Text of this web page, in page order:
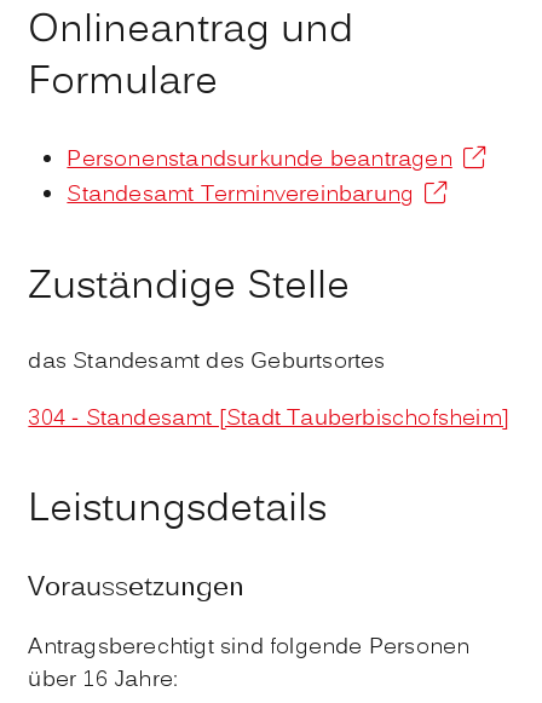
Onlineantrag und
Formulare
Personenstandsurkunde beantragen
Standesamt Terminvereinbarung
Zuständige Stelle
das Standesamt des Geburtsortes
304 - Standesamt [Stadt Tauberbischofsheim]
Leistungsdetails
Voraussetzungen
Antragsberechtigt sind folgende Personen
über 16 Jahre: